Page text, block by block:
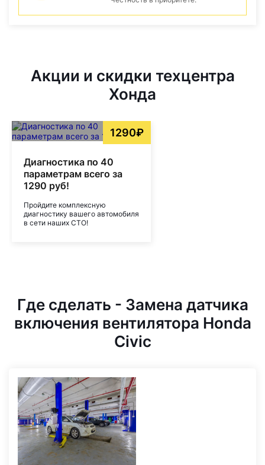
Акции и скидки техцентра
Хонда
1290₽
Диагностика по 40
параметрам всего за
1290 руб!
Пройдите комплексную
диагностику вашего автомобиля
в сети наших СТО!
Где сделать - Замена датчика
включения вентилятора Honda
Civic